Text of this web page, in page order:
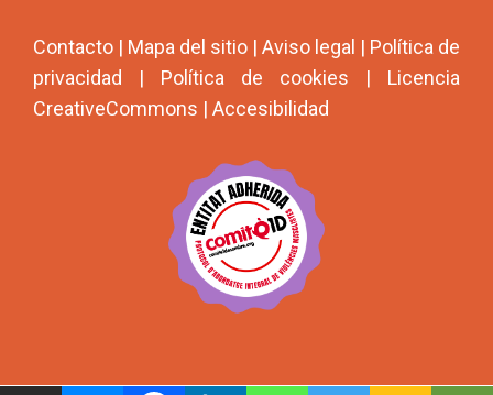
Contacto | Mapa del sitio | Aviso legal | Política de
privacidad | Política de cookies | Licencia
CreativeCommons | Accesibilidad